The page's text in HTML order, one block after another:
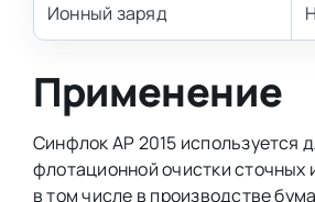
Ионный заряд
Применение
Синфлок AP 2015 используется
флотационной очистки сточных
в том числе в производстве